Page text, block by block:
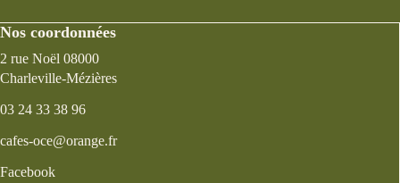
Nos coordonnées
2 rue Noël 08000
Charleville-Mézières
03 24 33 38 96
cafes-oce@orange.fr
Facebook